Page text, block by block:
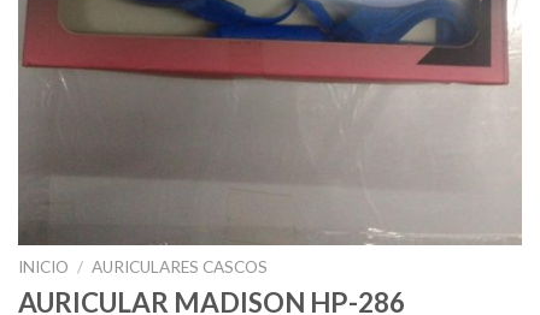
INICIO / AURICULARES CASCOS
AURICULAR MADISON HP-286